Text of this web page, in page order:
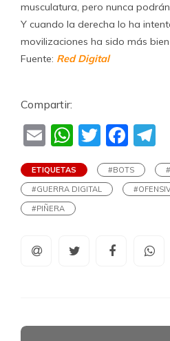
musculatura, pero nunca
Y cuando la derecha lo ha
movilizaciones ha sido más
Fuente: Red Digital
Compartir:
Email Twitter
ETIQUETAS #BOTS
#GUERRA DIGITAL
#PIÑERA